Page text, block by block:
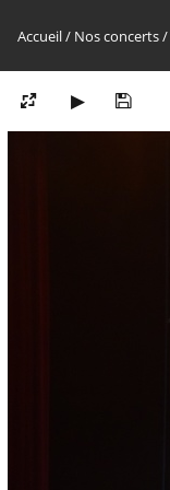
Accueil/ Nos concerts/